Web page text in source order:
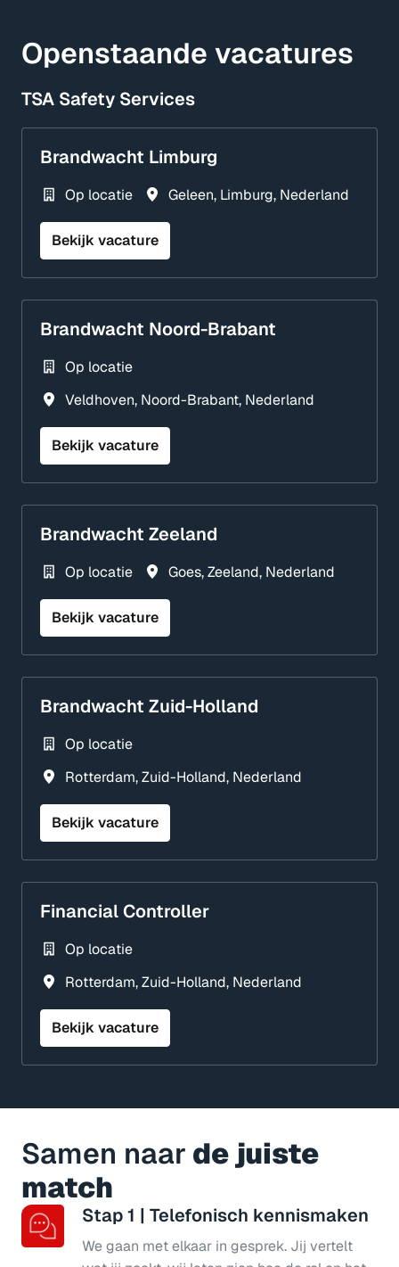
Openstaande vacatures
TSA Safety Services
Brandwacht Limburg
Op locatie Geleen, Limburg, Nederland
Bekijk vacature
Brandwacht Noord-Brabant
Op locatie
Veldhoven, Noord-Brabant, Nederland
Bekijk vacature
Brandwacht Zeeland
Op locatie Goes,Zeeland, Nederland
Bekijk vacature
Brandwacht Zuid-Holland
Op locatie
Rotterdam,Zuid-Holland, Nederland
Bekijk vacature
Financial Controller
Op locatie
Rotterdam,Zuid-Holland, Nederland
Bekijk vacature
Samen naar de juiste
match
Stap 1 | Telefonisch kennismaken
We gaan met elkaar in gesprek. Jij vertelt